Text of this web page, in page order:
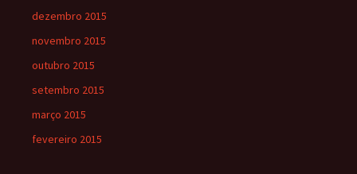
dezembro 2015
novembro 2015
outubro 2015
setembro 2015
março 2015
fevereiro 2015